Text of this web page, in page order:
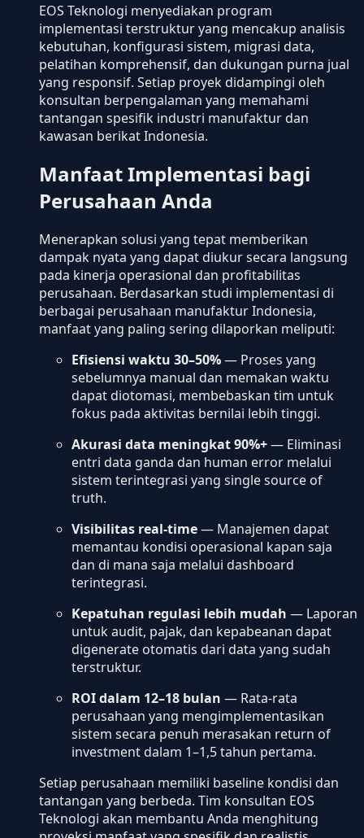
EOS Teknologi menyediakan program
implementasi terstruktur yang mencakup analisis
kebutuhan, konfigurasi sistem, migrasi data,
pelatihan komprehensif, dan dukungan purna jual
yang responsif. Setiap proyek didampingi oleh
konsultan berpengalaman yang memahami
tantangan spesifik industri manufaktur dan
kawasan berikat Indonesia.
Manfaat Implementasi bagi
Perusahaan Anda
Menerapkan solusi yang tepat memberikan
dampak nyata yang dapat diukur secara langsung
pada kinerja operasional dan profitabilitas
perusahaan. Berdasarkan studi implementasi di
berbagai perusahaan manufaktur Indonesia,
manfaat yang paling sering dilaporkan meliputi:
Efisiensi waktu 30–50%— Proses yang
sebelumnya manual dan memakan waktu
dapat diotomasi, membebaskan tim untuk
fokus pada aktivitas bernilai lebih tinggi.
Akurasi data meningkat 90%+— Eliminasi
entri data ganda dan human error melalui
sistem terintegrasi yang single source of
truth.
Visibilitas real-time— Manajemen dapat
memantau kondisi operasional kapan saja
dan di mana saja melalui dashboard
terintegrasi.
Kepatuhan regulasi lebih mudah — Laporan
untuk audit, pajak, dan kepabeanan dapat
digenerate otomatis dari data yang sudah
terstruktur.
ROI dalam 12–18 bulan — Rata-rata
perusahaan yang mengimplementasikan
sistem secara penuh merasakan return of
investment dalam 1–1,5 tahun pertama.
Setiap perusahaan memiliki baseline kondisi dan
tantangan yang berbeda. Tim konsultan EOS
Teknologi akan membantu Anda menghitung